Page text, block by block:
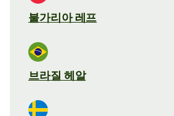
불가리아 레프
브라질 헤알